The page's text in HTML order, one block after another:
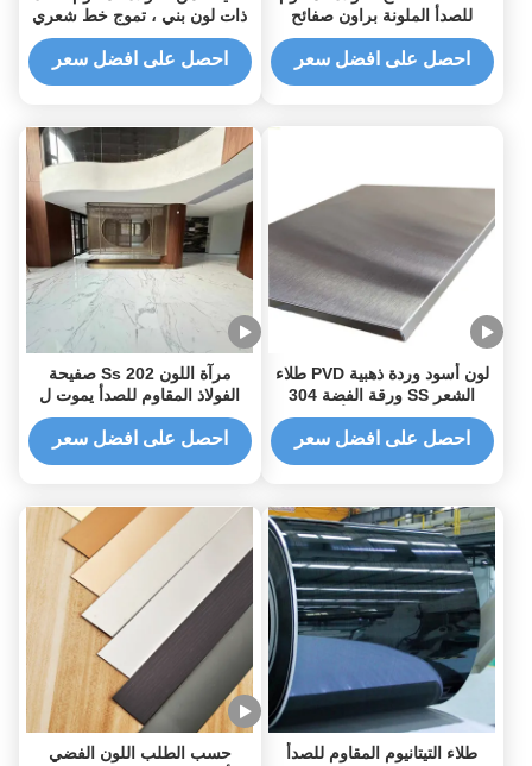
للصدأ الملونة براون صفائح
اللؤلؤ الاهتزاز PVD المغلفة
احصل على افضل سعر
ذات لون بني ، تموج خط شعري
في النهاية ، مقاومة للاهتراء
احصل على افضل سعر
لون أسود وردة ذهبية PVD طلاء
الشعر SS ورقة الفضة 304
الفولاذ المقاوم للصدأ ممشحة
ورقة عشب العسل لوحة المصعد
احصل على افضل سعر
مرآة اللون Ss 202 صفيحة
الفولاذ المقاوم للصدأ يموت ل
0.5 الفولاذ 4x8 صفيحة الفولاذ
المعدنية للوحة الحائط
احصل على افضل سعر
طلاء التيتانيوم المقاوم للصدأ
حسب الطلب اللون الفضي